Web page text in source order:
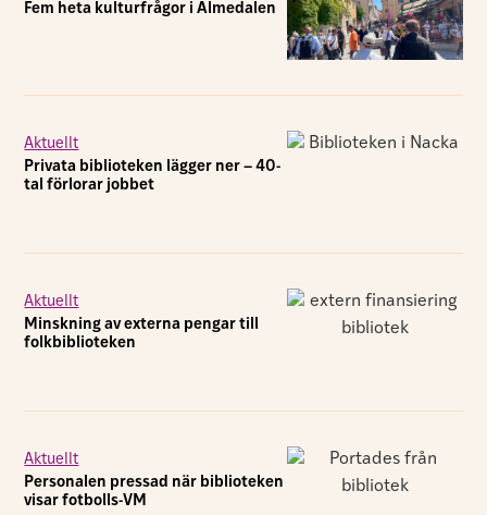
Fem heta kulturfrågor i Almedalen
Aktuellt
Privata biblioteken lägger ner – 40-
tal förlorar jobbet
Aktuellt
Minskning av externa pengar till
folkbiblioteken
Aktuellt
Personalen pressad när biblioteken
visar fotbolls-VM